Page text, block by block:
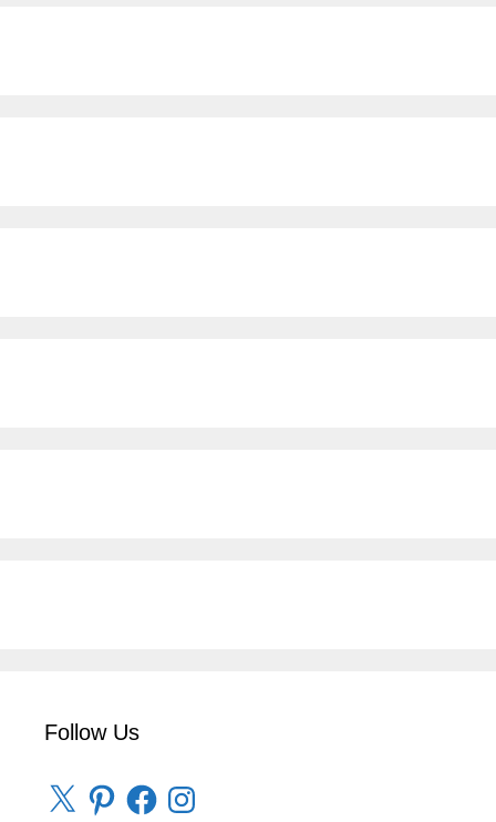
Follow Us
X PinterestFacebookInstagram